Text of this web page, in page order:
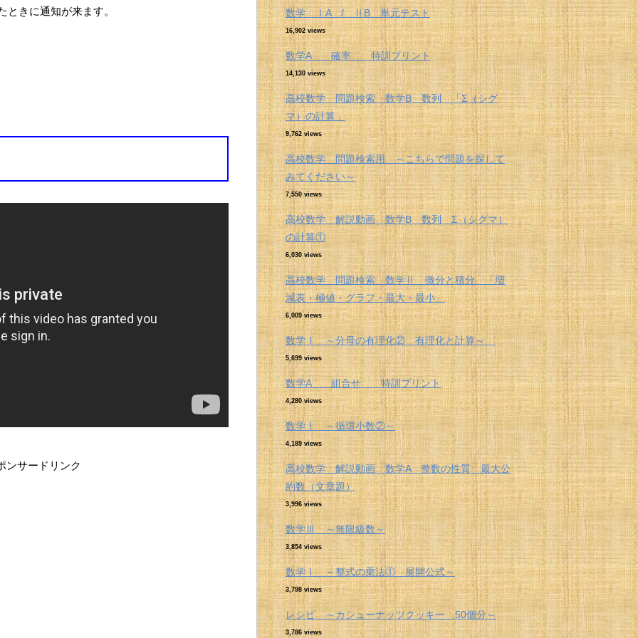
きに通知が来ます。
ンサードリンク
数学 ⅠA / ⅡB 単元テスト
16,902 views
数学A 確率 特訓プリント
14,130 views
高校数学 問題検索 数学B 数列 「Σ（シグ
マ）の計算」
9,762 views
高校数学 問題検索用 ～こちらで問題を探して
みてください～
7,550 views
高校数学 解説動画 数学B 数列 Σ（シグマ）
の計算①
6,030 views
高校数学 問題検索 数学Ⅱ 微分と積分 「増
減表・極値・グラフ・最大・最小」
6,009 views
数学Ⅰ ～分母の有理化② 有理化と計算～
5,699 views
数学A 組合せ 特訓プリント
4,280 views
数学Ⅰ ～循環小数②～
4,189 views
高校数学 解説動画 数学A 整数の性質 最大公
約数（文章題）
3,996 views
数学Ⅲ ～無限級数～
3,854 views
数学Ⅰ ～整式の乗法① 展開公式～
3,798 views
レシピ ～カシューナッツクッキー 50個分～
3,786 views